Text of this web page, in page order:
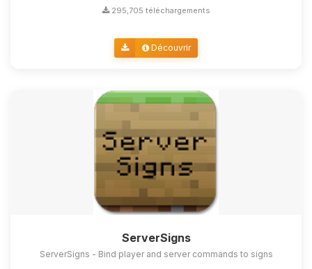
295,705 téléchargements
Découvrir
ServerSigns
ServerSigns - Bind player and server commands to signs